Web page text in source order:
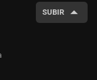
SUBIR